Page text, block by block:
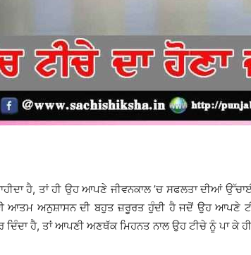
ਹੈ, ਤਾਂ ਹੀ ਉਹ ਆਪਣੇ ਜੀਵਨਕਾਲ ’ਚ ਸਫਲਤਾ ਦੀਆਂ
ਆਤਮ ਅਨੁਸ਼ਾਸਨ ਦੀ ਬਹੁਤ ਜ਼ਰੂਰਤ ਹੁੰਦੀ ਹੈ ਜਦੋਂ ਉਹ ਆਪਣੇ
ਦਿੰਦਾ ਹੈ, ਤਾਂ ਆਪਣੀ ਅਣਥੱਕ ਮਿਹਨਤ ਨਾਲ ਉਹ ਟੀਚੇ ਨੂੰ ਪਾ ਕੇ